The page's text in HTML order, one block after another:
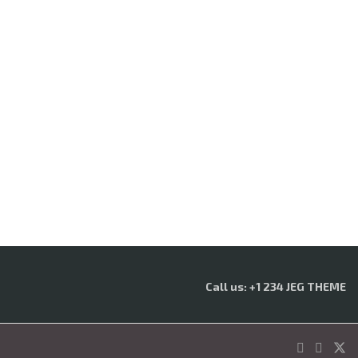
Call us: +1 234 JEG THEME